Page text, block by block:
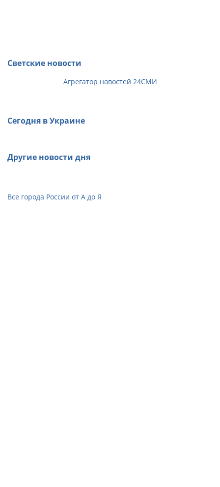
Светские новости
Агрегатор новостей 24СМИ
Сегодня в Украине
Другие новости дня
Все города России от А до Я